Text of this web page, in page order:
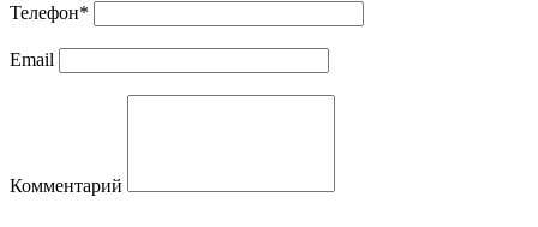
Телефон*
Email
Комментарий